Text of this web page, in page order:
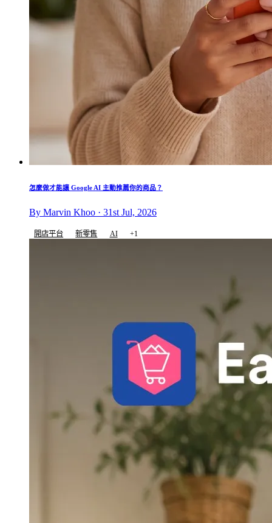
怎麼做才能讓 Google AI 主動推薦你的商品？
By Marvin Khoo · 31st Jul, 2026
開店平台 新零售 AI +1